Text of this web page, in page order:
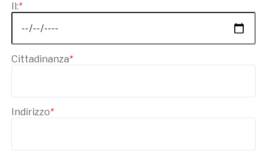
Il:*
Cittadinanza*
Indirizzo*